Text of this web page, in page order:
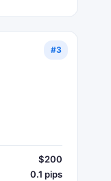
#3
$200
0.1 pips